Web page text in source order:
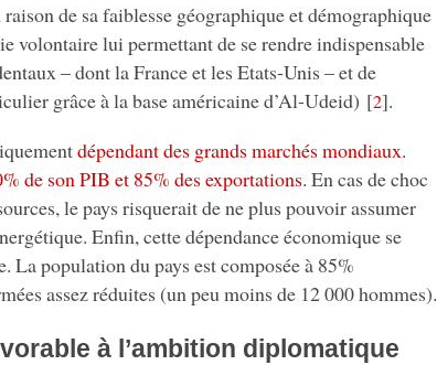
de sa faiblesse géographique et démographique
volontaire lui permettant de se rendre indispensable
– dont la France et les Etats-Unis – et de
grâce à la base américaine d’Al-Udeid) [2].
dépendant des grands marchés mondiaux.
de son PIB et 85% des exportations. En cas de choc
le pays risquerait de ne plus pouvoir assumer
Enfin, cette dépendance économique se
La population du pays est composée à 85%
assez réduites (un peu moins de 12 000 hommes).
à l’ambition diplomatique